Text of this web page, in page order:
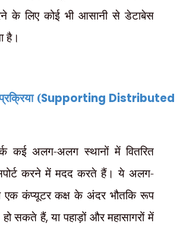
के लिए कोई भी आसानी से डेटाबेस
है।
(Supporting Distributed
कई अलग-अलग स्थानों में वितरित
करने में मदद करते हैं। ये अलग-
एक कंप्यूटर कक्ष के अंदर भौतकि रूप
सकते हैं,या पहाड़ों और महासागरों में